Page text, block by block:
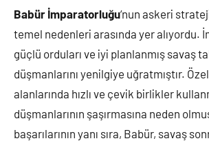
Babür İmparatorluğu‘nun askeri
temel nedenleri arasında yer alıyordu.
güçlü orduları ve iyi planlanmış savaş
düşmanlarını yenilgiye uğratmıştır.
alanlarında hızlı ve çevik birlikler
düşmanlarının şaşırmasına neden
başarılarının yanı sıra, Babür, savaş